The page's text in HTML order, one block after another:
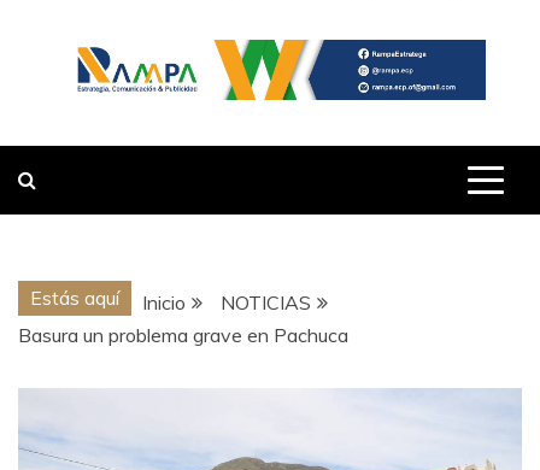
VOCES
HIDALGO
Estás aquí Inicio
NOTICIAS
Basura un problema grave en Pachuca